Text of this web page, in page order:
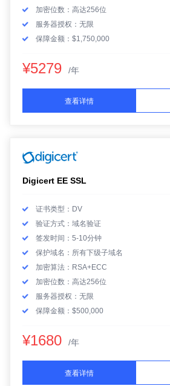
加密位数：高达256位
服务器授权：无限
保障金额：$1,750,000
¥5279 /年
查看详情
Digicert EE SSL
证书类型：DV
验证方式：域名验证
签发时间：5-10分钟
保护域名：所有下级子域名
加密算法：RSA+ECC
加密位数：高达256位
服务器授权：无限
保障金额：$500,000
¥1680 /年
查看详情